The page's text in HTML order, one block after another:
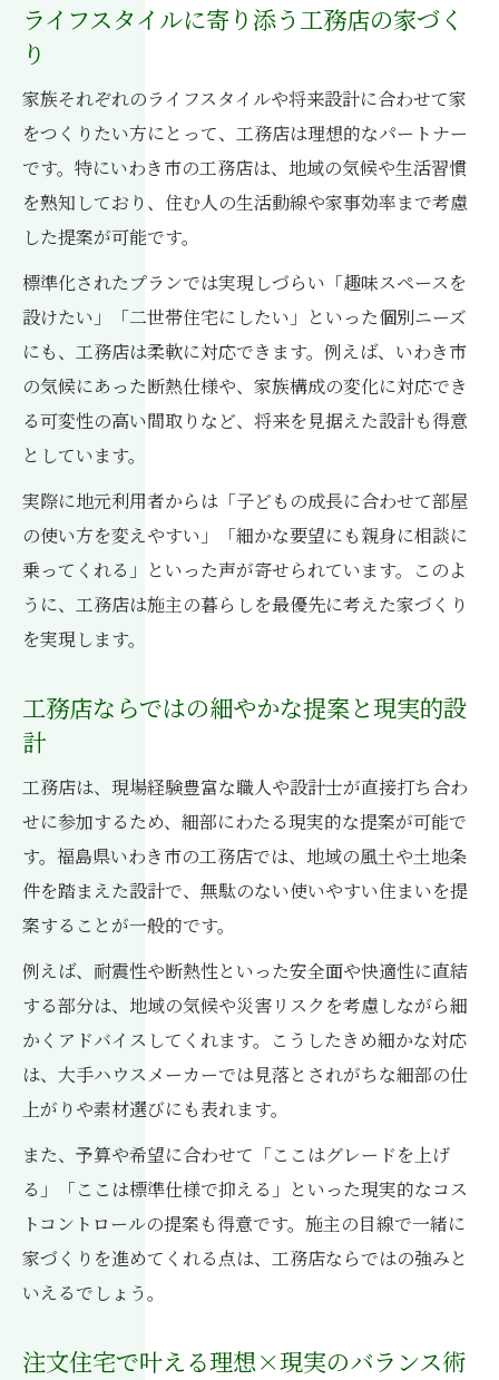
ライフスタイルに寄り添う工務店の家づく
り
家族それぞれのライフスタイルや将来設計に合わせて家
をつくりたい方にとって、工務店は理想的なパートナー
です。特にいわき市の工務店は、地域の気候や生活習慣
を熟知しており、住む人の生活動線や家事効率まで考慮
した提案が可能です。
標準化されたプランでは実現しづらい「趣味スペースを
設けたい」「二世帯住宅にしたい」といった個別ニーズ
にも、工務店は柔軟に対応できます。例えば、いわき市
の気候にあった断熱仕様や、家族構成の変化に対応でき
る可変性の高い間取りなど、将来を見据えた設計も得意
としています。
実際に地元利用者からは「子どもの成長に合わせて部屋
の使い方を変えやすい」「細かな要望にも親身に相談に
乗ってくれる」といった声が寄せられています。このよ
うに、工務店は施主の暮らしを最優先に考えた家づくり
を実現します。
工務店ならではの細やかな提案と現実的設
計
工務店は、現場経験豊富な職人や設計士が直接打ち合わ
せに参加するため、細部にわたる現実的な提案が可能で
す。福島県いわき市の工務店では、地域の風土や土地条
件を踏まえた設計で、無駄のない使いやすい住まいを提
案することが一般的です。
例えば、耐震性や断熱性といった安全面や快適性に直結
する部分は、地域の気候や災害リスクを考慮しながら細
かくアドバイスしてくれます。こうしたきめ細かな対応
は、大手ハウスメーカーでは見落とされがちな細部の仕
上がりや素材選びにも表れます。
また、予算や希望に合わせて「ここはグレードを上げ
る」「ここは標準仕様で抑える」といった現実的なコス
トコントロールの提案も得意です。施主の目線で一緒に
家づくりを進めてくれる点は、工務店ならではの強みと
いえるでしょう。
注文住宅で叶える理想×現実のバランス術